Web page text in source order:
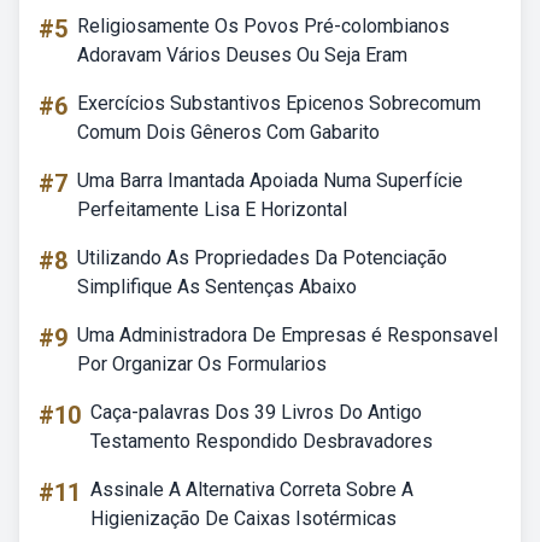
#5 Religiosamente Os Povos Pré-colombianos
Adoravam Vários Deuses Ou Seja Eram
#6 Exercícios Substantivos Epicenos Sobrecomum
Comum Dois Gêneros Com Gabarito
#7 Uma Barra Imantada Apoiada Numa Superfície
Perfeitamente Lisa E Horizontal
#8 Utilizando As Propriedades Da Potenciação
Simplifique As Sentenças Abaixo
#9 Uma Administradora De Empresas é Responsavel
Por Organizar Os Formularios
#10 Caça-palavras Dos 39 Livros Do Antigo
Testamento Respondido Desbravadores
#11 Assinale A Alternativa Correta Sobre A
Higienização De Caixas Isotérmicas